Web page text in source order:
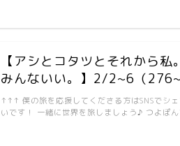
【アシとコタツとそれから
みんないい。】2/2~6（
↑↑↑ 僕の旅を応援してくださる方はSNSでシ
いです！ 一緒に世界を旅しましょう♪ つよぽ